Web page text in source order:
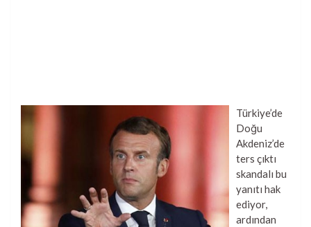
Türkiye’de
Doğu
Akdeniz’de
ters çıktı
skandalı bu
yanıtı hak
ediyor,
ardından